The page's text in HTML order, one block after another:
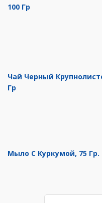
100 Гр
Чай Черный
Гр
Мыло С Куркумой, 75 Гр.